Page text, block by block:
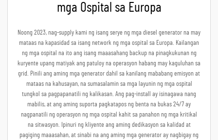
mga Ospital sa Europa
Noong 2023, nag-supply kami ng isang serye ng mga diesel generator na may
mataas na kapasidad sa isang network ng mga ospital sa Europa. Kailangan
ng mga ospital na ito ang isang maaasahang backup na pinagkukunan ng
kuryente upang matiyak ang patuloy na operasyon habang may kaguluhan sa
grid. Pinili ang aming mga generator dahil sa kanilang mababang emisyon at
mataas na kahusayan, na sumasalamin sa mga layunin ng mga ospital
tungkol sa pagpapanatili ng kalikasan. Ang pag-install ay isinagawa nang
mabilis, at ang aming suporta pagkatapos ng benta na bukas 24/7 ay
nagpanatili ng operasyon ng mga ospital kahit sa panahon ng mga kritikal
na sitwasyon. Ipinuri ng kliyente ang aming dedikasyon sa kalidad at
pagiging maaasahan, at sinabi na ang aming mga generator ay nagbigay ng